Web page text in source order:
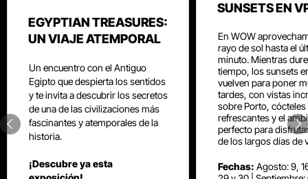
EGYPTIAN TREASURES:
UN VIAJE ATEMPORAL
Un encuentro con el Antiguo
Egipto que despierta los sentidos
y te invita a descubrir los secretos
de una de las civilizaciones más
fascinantes y atemporales de la
historia.
¡Descubre ya esta
SUNSETS EN
En WOW
rayo de sol hasta el
minuto. Mientras
tiempo, los sunsets
vuelven para poner
tardes, con vistas
sobre Porto, cócteles
refrescantes y el
perfecto para
de los largos días de
Fechas: Agosto: 9,